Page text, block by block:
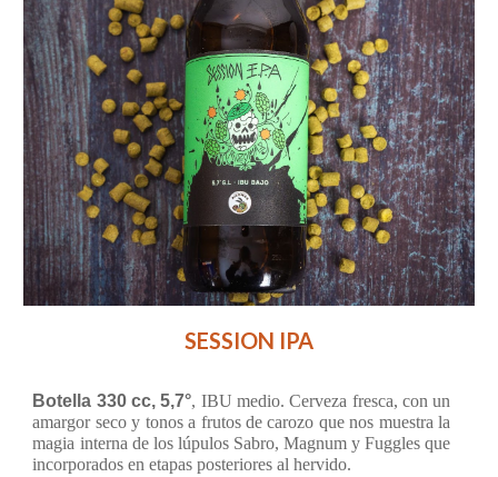
SESSION IPA
Botella 330 cc, 5,7°, IBU medio. Cerveza fresca, con un
amargor seco y tonos a frutos de carozo que nos muestra la
magia interna de los lúpulos Sabro, Magnum y Fuggles que
incorporados en etapas posteriores al hervido.